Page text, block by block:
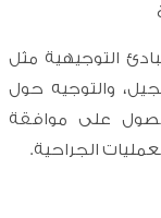
التوجيهية مثل
والتوجيه حول
على موافقة
الجراحية.